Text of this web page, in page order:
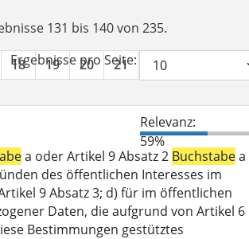
131 bis 140 von 235.
18 19 20 21 22
Ergebnisse pro Seite:
Relevanz:
59%
a oder Artikel 9 Absatz 2 Buchstabea
des öffentlichen Interesses im
9 Absatz 3; d) für im öffentlichen
Daten, die aufgrund von Artikel 6
Bestimmungen gestütztes